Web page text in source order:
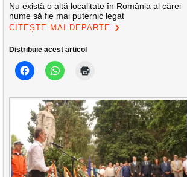
Nu există o altă localitate în România al cărei
nume să fie mai puternic legat
CITEȘTE MAI DEPARTE
Distribuie acest articol